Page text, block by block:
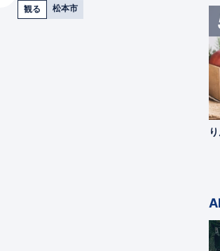
観る 松本市